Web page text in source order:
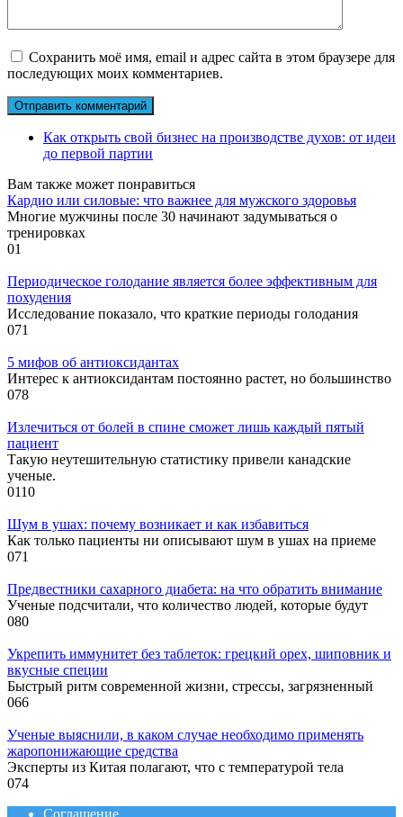
Сохранить моё имя, email и адрес сайта в этом браузере для
последующих моих комментариев.
Как открыть свой бизнес на производстве духов: от идеи
до первой партии
Вам также может понравиться
Кардио или силовые: что важнее для мужского здоровья
Многие мужчины после 30 начинают задумываться о
тренировках
01
Периодическое голодание является более эффективным для
похудения
Исследование показало, что краткие периоды голодания
071
5 мифов об антиоксидантах
Интерес к антиоксидантам постоянно растет, но большинство
078
Излечиться от болей в спине сможет лишь каждый пятый
пациент
Такую неутешительную статистику привели канадские
ученые.
0110
Шум в ушах: почему возникает и как избавиться
Как только пациенты ни описывают шум в ушах на приеме
071
Предвестники сахарного диабета: на что обратить внимание
Ученые подсчитали, что количество людей, которые будут
080
Укрепить иммунитет без таблеток: грецкий орех, шиповник и
вкусные специи
Быстрый ритм современной жизни, стрессы, загрязненный
066
Ученые выяснили, в каком случае необходимо применять
жаропонижающие средства
Эксперты из Китая полагают, что с температурой тела
074